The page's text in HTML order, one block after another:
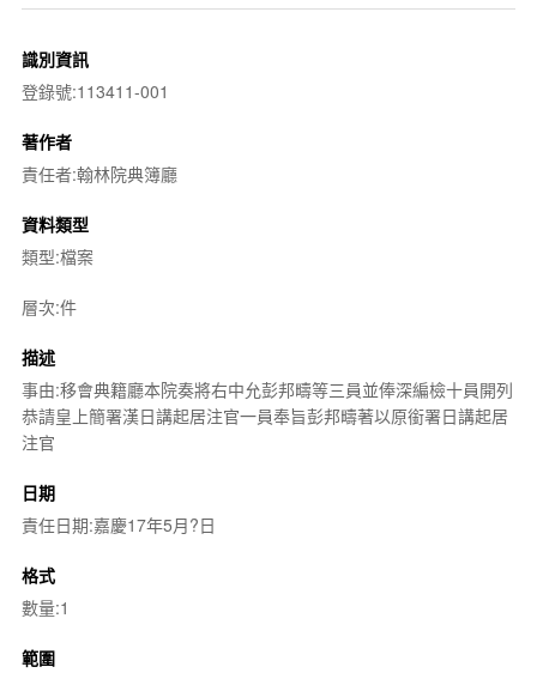
識別資訊
登錄號:113411-001
著作者
責任者:翰林院典簿廳
資料類型
類型:檔案
層次:件
描述
事由:移會典籍廳本院奏將右中允彭邦疇等三員並俸深編檢十員開列
恭請皇上簡署漢日講起居注官一員奉旨彭邦疇著以原銜署日講起居
注官
日期
責任日期:嘉慶17年5月?日
格式
數量:1
範圍